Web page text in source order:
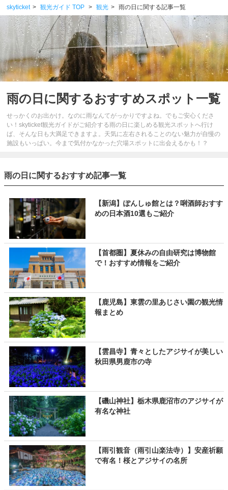
skyticket 観光ガイド TOP 観光 雨の日に関する記事一覧
雨の日に関するおすすめスポット一覧
せっかくのお出かけ。なのに雨なんてがっかりですよね。でもご安心くださ
い！skyticket観光ガイドがご紹介する雨の日に楽しめる観光スポットへ行け
ば、そんな日も大満足できますよ。天気に左右されることのない魅力が自慢の
施設もいっぱい。今まで気付かなかった穴場スポットに出会えるかも！？
雨の日に関するおすすめ記事一覧
【新潟】ぽんしゅ館とは？唎酒師おすす
めの日本酒10選もご紹介
【首都圏】夏休みの自由研究は博物館
で！おすすめ情報をご紹介
【鹿児島】東雲の里あじさい園の観光情
報まとめ
【雲昌寺】青々としたアジサイが美しい
秋田県男鹿市の寺
【磯山神社】栃木県鹿沼市のアジサイが
有名な神社
【雨引観音（雨引山楽法寺）】安産祈願
で有名！桜とアジサイの名所